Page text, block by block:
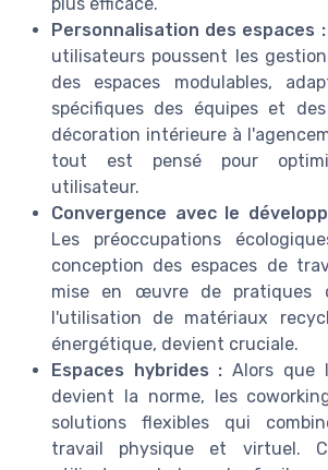
Personnalisation des espaces :
utilisateurs poussent les
des espaces modulables,
spécifiques des équipes et
décoration intérieure à
tout est pensé pour
utilisateur.
Convergence avec le
Les préoccupations
conception des espaces de
mise en œuvre de pratiques
l'utilisation de matériaux
énergétique, devient cruciale.
Espaces hybrides :Alors que
devient la norme, les
solutions flexibles qui
travail physique et virtuel.